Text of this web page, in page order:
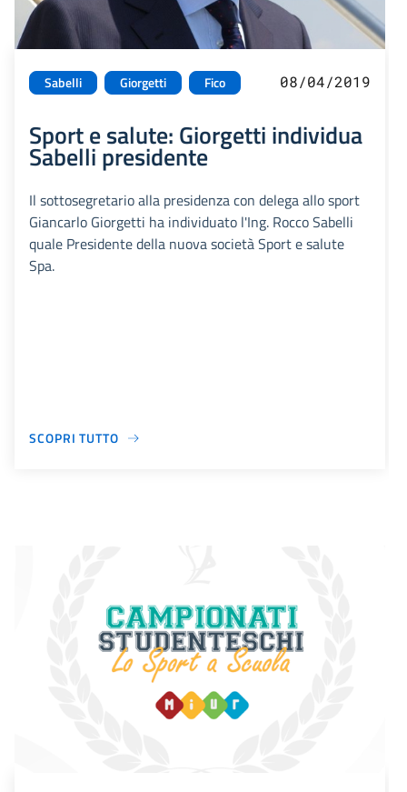
Sabelli Giorgetti Fico 08/04/2019
Sport e salute: Giorgetti individua
Sabelli presidente
Il sottosegretario alla presidenza con delega allo sport
Giancarlo Giorgetti ha individuato l'Ing. Rocco Sabelli
quale Presidente della nuova società Sport e salute
Spa.
SCOPRI TUTTO